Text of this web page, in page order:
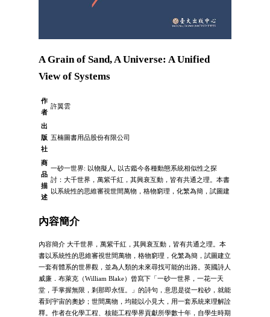
A Grain of Sand, A Universe: A Unified
View of Systems
作
者
許翼雲
出
版
社
五楠圖書用品股份有限公司
商
品
描
述
一砂一世界: 以物擬人, 以古鑑今各種動態系統相似性之探
討：大千世界，萬紫千紅，其興衰互動，皆有共通之理。本書
以系統性的思維審視世間萬物，格物窮理，化繁為簡，試圖建
內容簡介
內容簡介 大千世界，萬紫千紅，其興衰互動，皆有共通之理。本
書以系統性的思維審視世間萬物，格物窮理，化繁為簡，試圖建立
一套有體系的世界觀，並為人類的未來尋找可能的出路。英國詩人
威廉．布萊克（William Blake）曾寫下「一砂一世界，一花一天
堂，手掌握無限，剎那即永恆。」的詩句，意思是從一粒砂，就能
看到宇宙的奧妙；世間萬物，均能以小見大，用一套系統來理解詮
釋。作者在化學工程、核能工程學界貢獻所學數十年，自學生時期